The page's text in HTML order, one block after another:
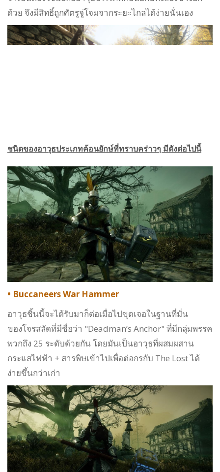
ด้วย จึงมีสิทธิ์ถูกศัตรูจู่โจมจากระยะไกลได้ง่ายนั่นเอง
ชนิดของอาวุธประเภทค้อนยักษ์ที่ทราบคร่าวๆ มีดังต่อไปนี้
• Buccaneers War Hammer
อาวุธชิ้นนี้จะได้รับมาก็ต่อเมื่อไปขุดเจอในฐานที่มั่น
ของโจรสลัดที่มีชื่อว่า "Deadman’s Anchor" ที่มีกลุ่มพรรค
พวกถึง 25 ระดับด้วยกัน โดยมันเป็นอาวุธที่ผสมผสาน
กระแสไฟฟ้า + สารพิษเข้าไปเพื่อต่อกรกับ The Lost ได้
ง่ายขึ้นกว่าเก่า